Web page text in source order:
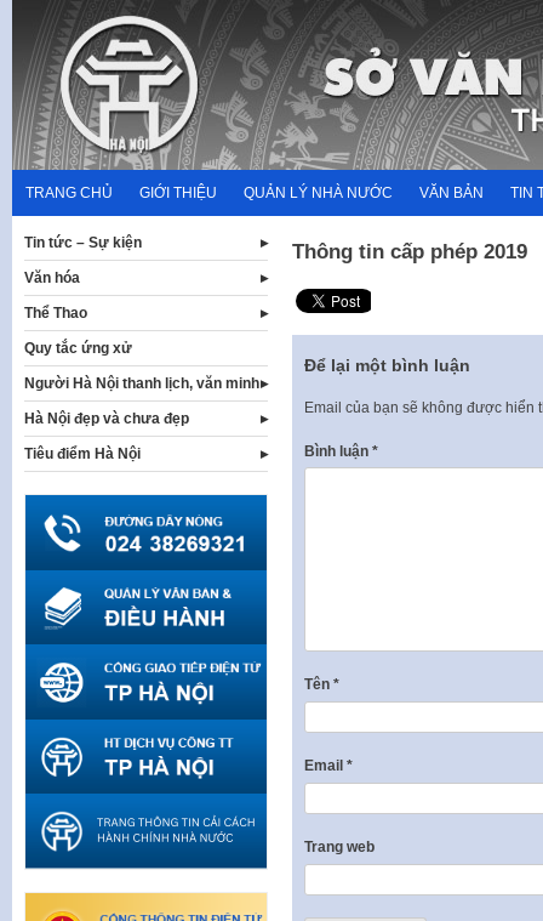
content
TRANG CHỦ GIỚI THIỆU QUẢN LÝ NHÀ NƯỚC VĂN BẢN TIN
Thông tin cấp phép 2019
Để lại một bình luận
Email của bạn sẽ không được hiển
Bình luận *
Tên *
Email *
Trang web
Tin tức – Sự kiện
Văn hóa
Thể Thao
Quy tắc ứng xử
Người Hà Nội thanh lịch, văn minh
Hà Nội đẹp và chưa đẹp
Tiêu điểm Hà Nội